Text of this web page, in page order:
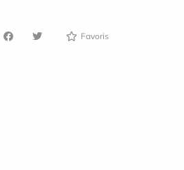
Favoris